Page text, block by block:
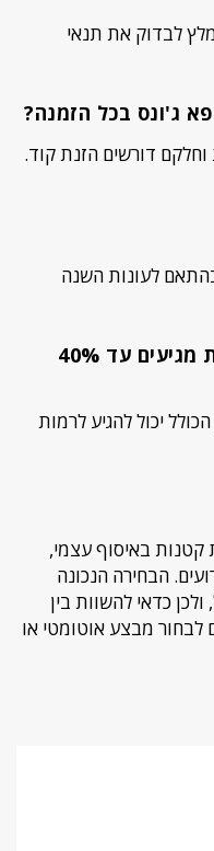
לבדוק את תנאי
ג'ונס בכל הזמנה?
דורשים הזנת קוד.
לעונות השנה
האם קופוני פאפא ג'ונס באמת מגיעים עד 40%
יכול להגיע לרמות
קטנות באיסוף עצמי,
הבחירה הנכונה
כדאי להשוות בין
מבצע אוטומטי או